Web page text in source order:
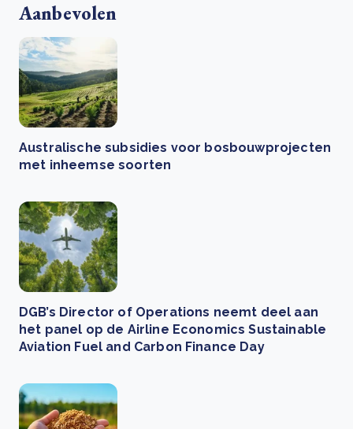
Aanbevolen
Australische subsidies voor bosbouwprojecten
met inheemse soorten
DGB’s Director of Operations neemt deel aan
het panel op de Airline Economics Sustainable
Aviation Fuel and Carbon Finance Day